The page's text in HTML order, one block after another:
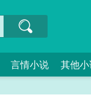
言情小说 其他